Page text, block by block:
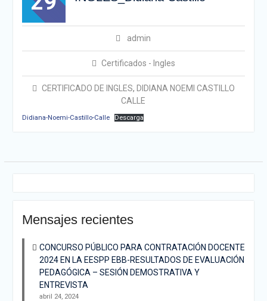
admin
Certificados - Ingles
CERTIFICADO DE INGLES, DIDIANA NOEMI CASTILLO
CALLE
Didiana-Noemi-Castillo-Calle Descarga
Mensajes recientes
CONCURSO PÚBLICO PARA CONTRATACIÓN DOCENTE
2024 EN LA EESPP EBB-RESULTADOS DE EVALUACIÓN
PEDAGÓGICA – SESIÓN DEMOSTRATIVA Y
ENTREVISTA
abril 24, 2024